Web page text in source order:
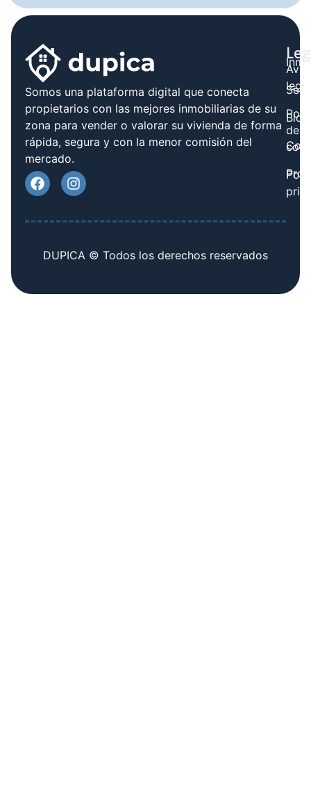
Somos una plataforma digital que conecta
propietarios con las mejores inmobiliarias de su
zona para vender o valorar su vivienda de forma
rápida, segura y con la menor comisión del
mercado.
Blog
legal
de
DUPICA © Todos los derechos reservados